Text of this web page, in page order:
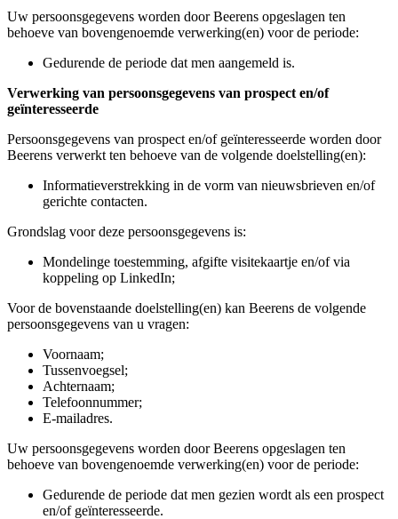
Uw persoonsgegevens worden door Beerens opgeslagen ten
behoeve van bovengenoemde verwerking(en) voor de periode:
Gedurende de periode dat men aangemeld is.
Verwerking van persoonsgegevens van prospect en/of
geïnteresseerde
Persoonsgegevens van prospect en/of geïnteresseerde worden door
Beerens verwerkt ten behoeve van de volgende doelstelling(en):
Informatieverstrekking in de vorm van nieuwsbrieven en/of
gerichte contacten.
Grondslag voor deze persoonsgegevens is:
Mondelinge toestemming, afgifte visitekaartje en/of via
koppeling op LinkedIn;
Voor de bovenstaande doelstelling(en) kan Beerens de volgende
persoonsgegevens van u vragen:
Voornaam;
Tussenvoegsel;
Achternaam;
Telefoonnummer;
E-mailadres.
Uw persoonsgegevens worden door Beerens opgeslagen ten
behoeve van bovengenoemde verwerking(en) voor de periode:
Gedurende de periode dat men gezien wordt als een prospect
en/of geïnteresseerde.